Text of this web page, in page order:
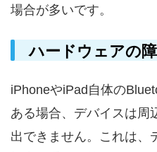
場合が多いです。
ハードウェアの
iPhoneやiPad自体の
ある場合、デバイスは周
出できません。これは、